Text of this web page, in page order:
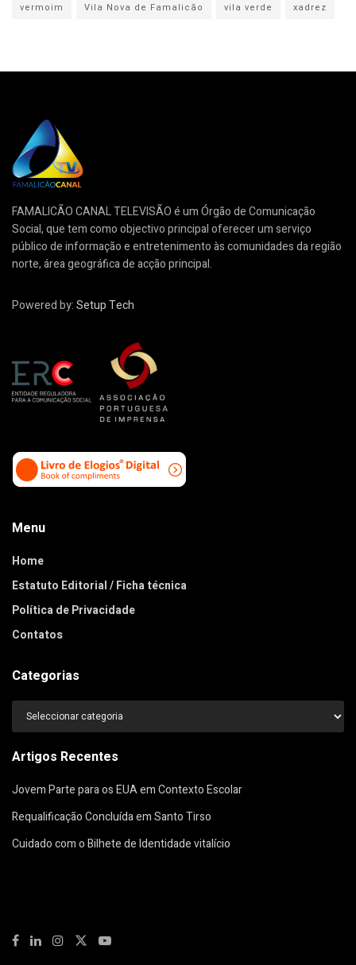
vermoim
Vila Nova de Famalicão vila verde xadrez
FAMALICÃO CANAL TELEVISÃO é um Órgão de Comunicação
Social, que tem como objectivo principal oferecer um serviço
público de informação e entretenimento às comunidades da região
norte, área geográfica de acção principal.
Powered by:Setup Tech
Menu
Home
Estatuto Editorial / Ficha técnica
Política de Privacidade
Contatos
Categorias
Categorias
Artigos Recentes
Jovem Parte para os EUA em Contexto Escolar
Requalificação Concluída em Santo Tirso
Cuidado com o Bilhete de Identidade vitalício